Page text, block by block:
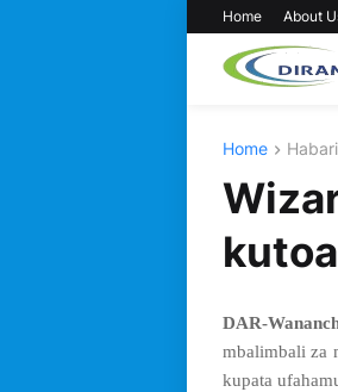
Home About
Home Habari
DAR-
mbalimbali za
kupata